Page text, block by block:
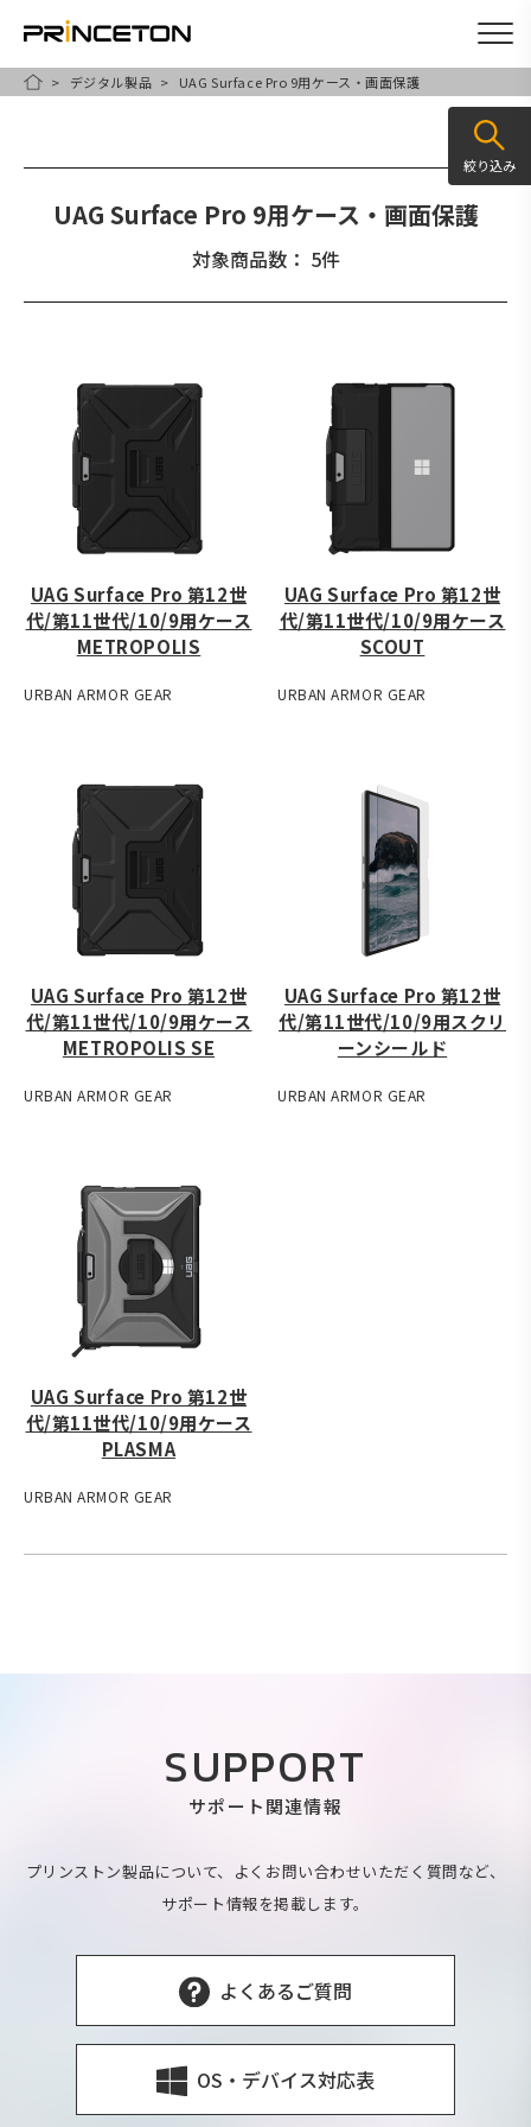
HOMEデジタル製品 UAG Surface Pro 9用ケース・画面保護
UAG Surface Pro 9用ケース・画面保護
対象商品数： 5件
UAG Surface Pro 第12世
代/第11世代/10/9用ケース
METROPOLIS
URBAN ARMOR GEAR
UAG Surface Pro 第12世
代/第11世代/10/9用ケース
SCOUT
URBAN ARMOR GEAR
UAG Surface Pro 第12世
代/第11世代/10/9用ケース
METROPOLIS SE
URBAN ARMOR GEAR
UAG Surface Pro 第12世
代/第11世代/10/9用スクリ
ーンシールド
URBAN ARMOR GEAR
UAG Surface Pro 第12世
代/第11世代/10/9用ケース
PLASMA
URBAN ARMOR GEAR
絞り込み
SUPPORT
サポート関連情報
プリンストン製品について、よくお問い合わせいただく質問など、
サポート情報を掲載します。
よくあるご質問
OS・デバイス対応表